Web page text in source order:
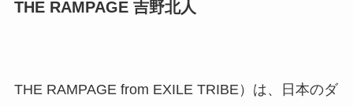
THE RAMPAGE 吉野北人
THE RAMPAGE from EXILE TRIBE）は、日本のダ